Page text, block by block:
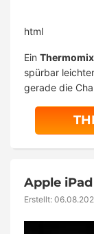
html
Ein
spürbar
gerade die
Apple
Erstellt: